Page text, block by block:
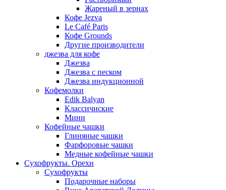
Жареный в зернах
Кофе Jezva
Le Café Paris
Кофе Grounds
Другие производители
джезва для кофе
Джезва
Джезва с песком
Джезва индукционной
Кофемолки
Edik Balyan
Классичиские
Мини
Кофейные чашки
Глиняные чашки
Фарфоровые чашки
Медные кофейные чашки
Сухофрукты. Орехи
Сухофрукты
Подарочные наборы